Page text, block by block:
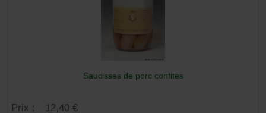
Saucisses de porc confites
Prix : 12,40 €